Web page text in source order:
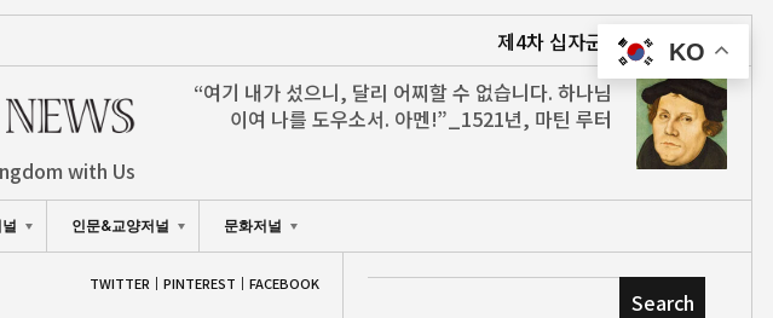
제4차 십자군과 인류 최대의 문명 파괴
with Us
“여기 내가 섰으니, 달리 어찌할 수 없습니다. 하나님
이여 나를 도우소서. 아멘!”_1521년, 마틴 루터
인문&교양저널 문화저널
TWITTER PINTEREST FACEBOOK
Search
KO